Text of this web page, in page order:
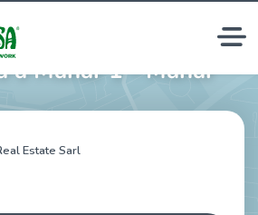
immobilières
à Manar 1 - Manar
Estate Sarl